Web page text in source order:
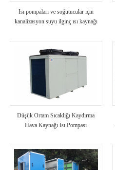
Isı pompaları ve soğutucular için
kanalizasyon suyu ilginç ısı kaynağı
Düşük Ortam Sıcaklığı Kaydırma
Hava Kaynağı Isı Pompası